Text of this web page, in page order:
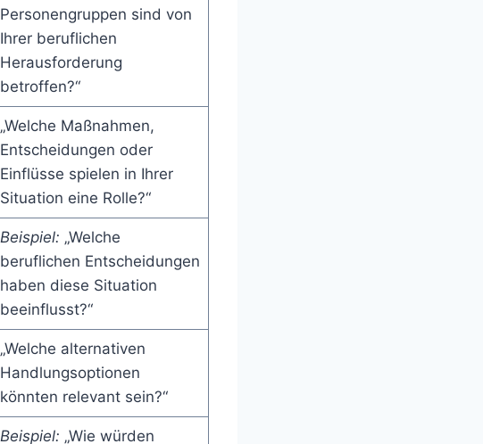
Personengruppen sind von
Ihrer beruflichen
Herausforderung
betroffen?“
„Welche Maßnahmen,
Entscheidungen oder
Einflüsse spielen in Ihrer
Situation eine Rolle?“
Beispiel: „Welche
beruflichen Entscheidungen
haben diese Situation
beeinflusst?“
„Welche alternativen
Handlungsoptionen
könnten relevant sein?“
Beispiel: „Wie würden